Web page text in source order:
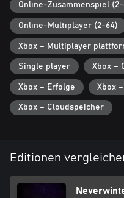
Online-Zusammenspiel (2-
Online-Multiplayer (2-64)
Xbox – Multiplayer
Single player Xbox –
Xbox – Erfolge Xbox
Xbox – Cloudspeicher
Editionen